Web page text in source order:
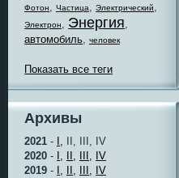
Фотон, Частица, Электрический,
Электрон, Энергия,
автомобиль, человек
Показать все теги
Архивы
2021 - I, II, III, IV
2020 - I, II, III, IV
2019 - I, II, III, IV